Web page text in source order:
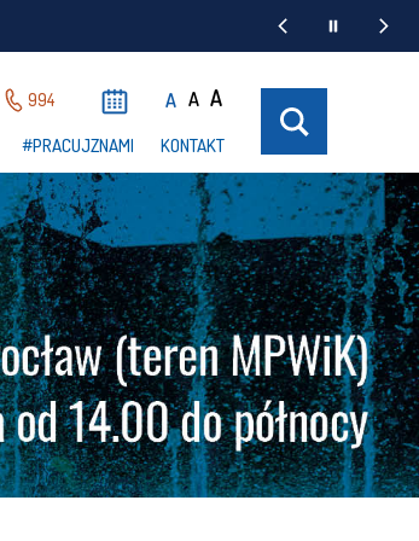
994 A A A
#PRACUJZNAMI KONTAKT